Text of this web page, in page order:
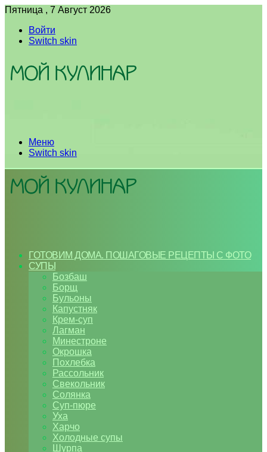
Пятница , 7 Август 2026
Войти
Switch skin
Меню
Switch skin
ГОТОВИМ ДОМА. ПОШАГОВЫЕ РЕЦЕПТЫ С ФОТО
СУПЫ
Бозбаш
Борщ
Бульоны
Капустняк
Крем-суп
Лагман
Минестроне
Окрошка
Похлебка
Рассольник
Свекольник
Солянка
Суп-пюре
Уха
Харчо
Холодные супы
Шурпа